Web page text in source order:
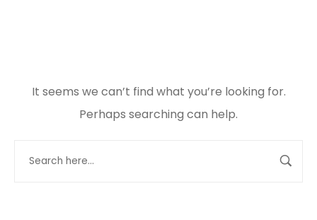
It seems we can’t find what you’re looking for.
Perhaps searching can help.